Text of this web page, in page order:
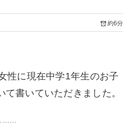
約6分
性に現在中学1年生のお子
て書いていただきました。